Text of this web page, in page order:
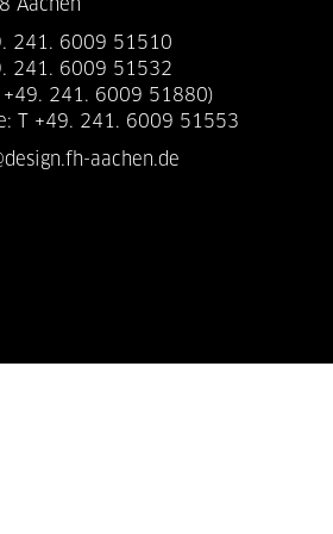
Aachen
241. 6009 51510
241. 6009 51532
+49. 241. 6009 51880)
T +49. 241. 6009 51553
aachen.de